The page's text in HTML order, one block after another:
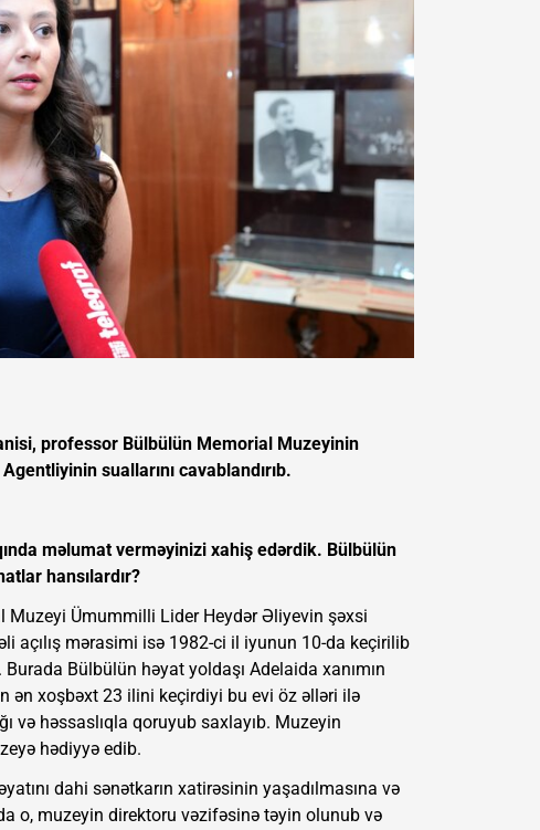
professor Bülbülün Memorial Muzeyinin
suallarını cavablandırıb.
məlumat verməyinizi xahiş edərdik. Bülbülün
hansılardır?
Ümummilli Lider Heydər Əliyevin şəxsi
açılış mərasimi isə 1982-ci il iyunun 10-da keçirilib
Bülbülün həyat yoldaşı Adelaida xanımın
ən xoşbəxt 23 ilini keçirdiyi bu evi öz əlləri ilə
və həssaslıqla qoruyub saxlayıb. Muzeyin
hədiyyə edib.
dahi sənətkarın xatirəsinin yaşadılmasına və
o, muzeyin direktoru vəzifəsinə təyin olunub və